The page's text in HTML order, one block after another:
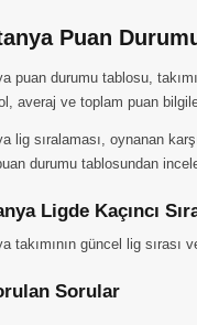
Puan
puan durumu tablosu,
averaj ve toplam puan
lig sıralaması, oynanan
durumu tablosundan
Ligde Kaçıncı
takımının güncel lig
Sorular